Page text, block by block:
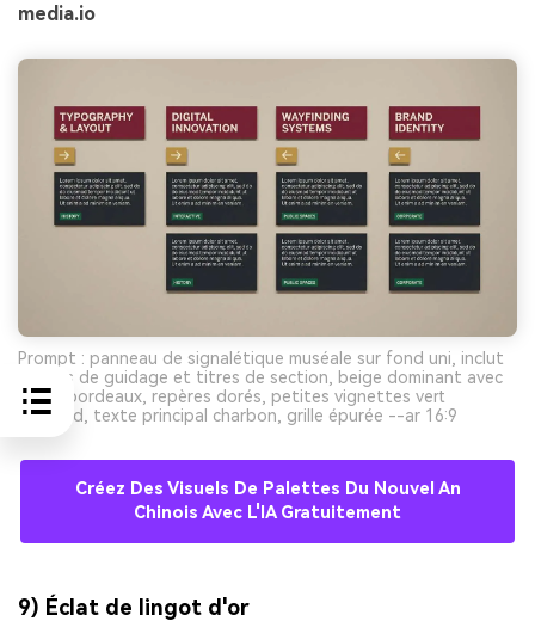
media.io
Prompt : panneau de signalétique muséale sur fond uni, inclut
flèches de guidage et titres de section, beige dominant avec
titres bordeaux, repères dorés, petites vignettes vert
profond, texte principal charbon, grille épurée --ar 16:9
Créez Des Visuels De Palettes Du Nouvel An
Chinois Avec L'IA Gratuitement
9) Éclat de lingot d'or